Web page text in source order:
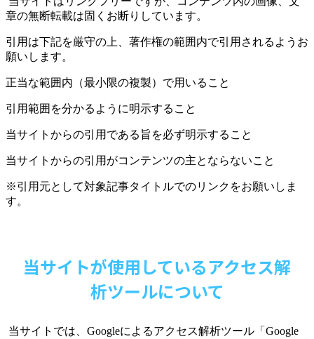
章の無断転載は固くお断りしています。
引用は下記を厳守の上、著作権の範囲内で引用されるようお
願いします。
正当な範囲内（最小限の複製）で用いること
引用範囲を分かるように明示すること
当サイトからの引用である旨を必ず明示すること
当サイトからの引用がコンテンツの主とならないこと
※引用元として対象記事タイトルでのリンクをお願いしま
す。
当サイトが使用しているアクセス解
析ツールについて
当サイトでは、 Googleによるアクセス解析ツール「 Google